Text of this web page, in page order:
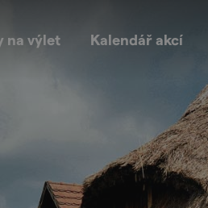
na výlet Kalendář akcí